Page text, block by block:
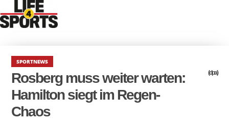
SPORTNEWS
Rosberg muss weiter warten:
Hamilton siegt im Regen-
Chaos
(dpa)